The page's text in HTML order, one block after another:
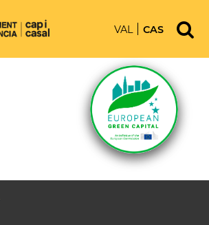
VAL CAS